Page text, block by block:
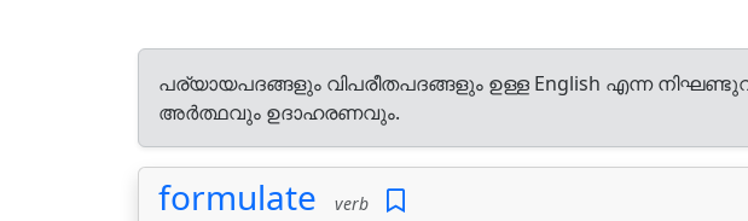
പര്യായപദങ്ങളും വിപരീതപദങ്ങളും ഉള്ള English എന്ന
അർത്ഥവും ഉദാഹരണവും.
formulate verb